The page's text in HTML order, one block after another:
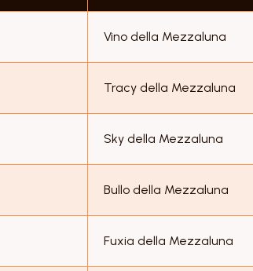
Vino della Mezzaluna
Tracy della Mezzaluna
Sky della Mezzaluna
Bullo della Mezzaluna
Fuxia della Mezzaluna